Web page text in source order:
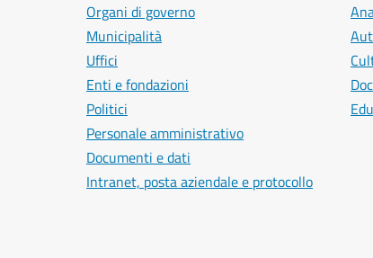
Organi di governo
Municipalità
Uffici
Enti e fondazioni
Politici
Personale amministrativo
Documenti e dati
Intranet, posta aziendale e protocollo